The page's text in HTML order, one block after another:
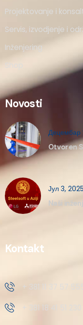
Projektovanje i
Servis, izvodjenje i
Inženjering
Shop
Novosti
Децембар
Otvoren
Јул 3, 2025
Naši
Kontakt
+ 381 11 37 57 555
+ 381 18 41 51 230